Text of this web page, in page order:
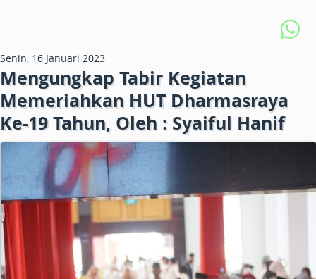
Senin, 16 Januari 2023
Mengungkap Tabir Kegiatan
Memeriahkan HUT Dharmasraya
Ke-19 Tahun, Oleh : Syaiful Hanif